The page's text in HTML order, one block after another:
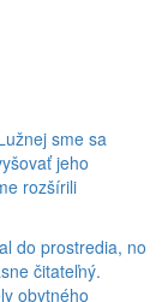
sme sa
jeho
rozšírili
do prostredia, no
čitateľný.
obytného